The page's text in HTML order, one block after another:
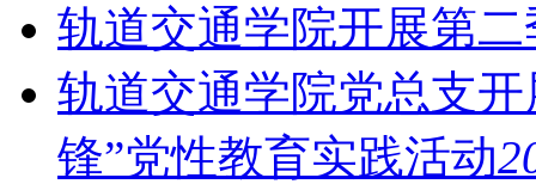
轨道交通学院开展第
轨道交通学院党总支
锋”党性教育实践活动